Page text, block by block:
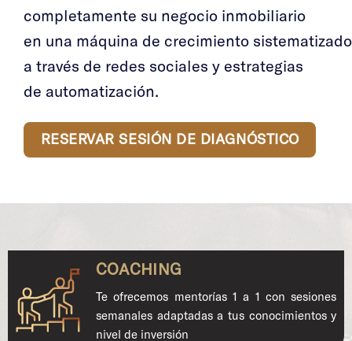
completamente su negocio inmobiliario
en una máquina de crecimiento sistematizado
a través de redes sociales y estrategias
de automatización.
RESERVAR SESIÓN DE DIAGNÓSTICO
COACHING
Te ofrecemos mentorías 1 a 1 con sesiones
semanales adaptadas a tus conocimientos y
nivel de inversión